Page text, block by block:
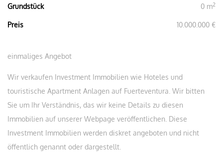
Grundstück 0 m2
Preis 10.000.000 €
einmaliges Angebot
Wir verkaufen Investment Immobilien wie Hoteles und
touristische Apartment Anlagen auf Fuerteventura. Wir bitten
Sie um Ihr Verständnis, das wir keine Details zu diesen
Immobilien auf unserer Webpage veröffentlichen. Diese
Investment Immobilien werden diskret angeboten und nicht
öffentlich genannt oder dargestellt.